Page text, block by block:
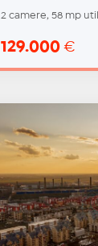
2 camere, 58 mp
129.000€